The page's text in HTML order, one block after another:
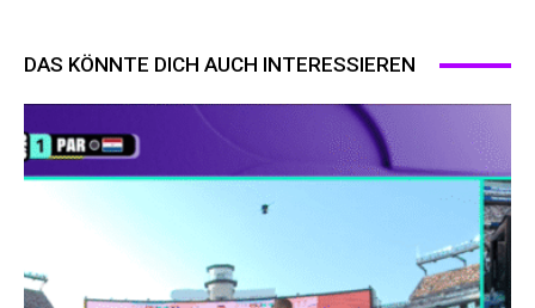
DAS KÖNNTE DICH AUCH INTERESSIEREN